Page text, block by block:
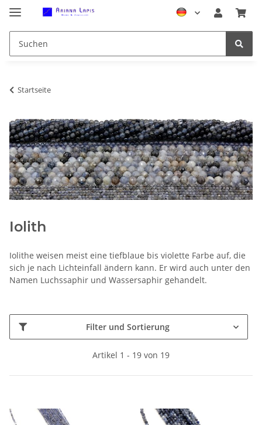
Startseite
Iolith
Iolithe weisen meist eine tiefblaue bis violette Farbe auf, die
sich je nach Lichteinfall ändern kann. Er wird auch unter den
Namen Luchssaphir und Wassersaphir gehandelt.
Filter und Sortierung
Artikel 1 - 19 von 19